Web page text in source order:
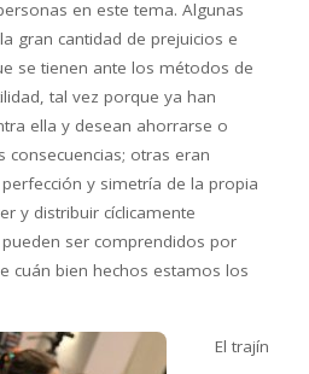
en este tema. Algunas
gran cantidad de prejuicios e
se tienen ante los métodos de
tal vez porque ya han
ella y desean ahorrarse o
otras eran
y simetría de la propia
y distribuir cíclicamente
ser comprendidos por
cuán bien hechos estamos los
El trajín